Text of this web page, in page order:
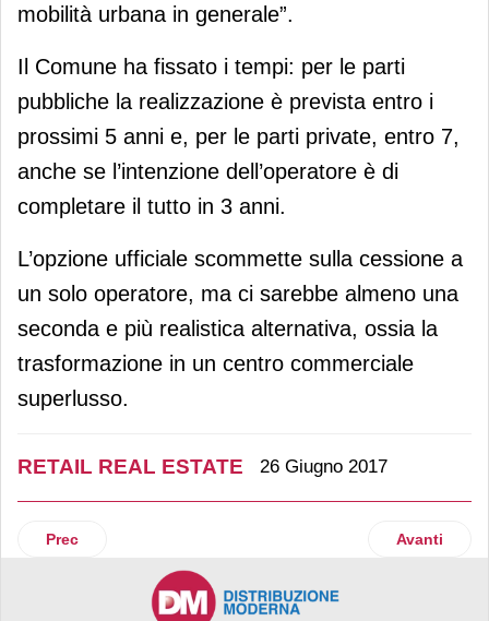
mobilità urbana in generale”.
Il Comune ha fissato i tempi: per le parti
pubbliche la realizzazione è prevista entro i
prossimi 5 anni e, per le parti private, entro 7,
anche se l’intenzione dell’operatore è di
completare il tutto in 3 anni.
L’opzione ufficiale scommette sulla cessione a
un solo operatore, ma ci sarebbe almeno una
seconda e più realistica alternativa, ossia la
trasformazione in un centro commerciale
superlusso.
RETAIL REAL ESTATE 26 Giugno 2017
Articolo precedente: Oriocenter: un milione di visitatori in
Prec Articolo
Avanti